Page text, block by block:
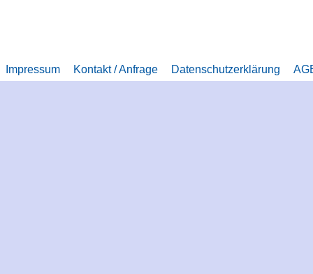
Impressum Kontakt / Anfrage Datenschutzerklärung